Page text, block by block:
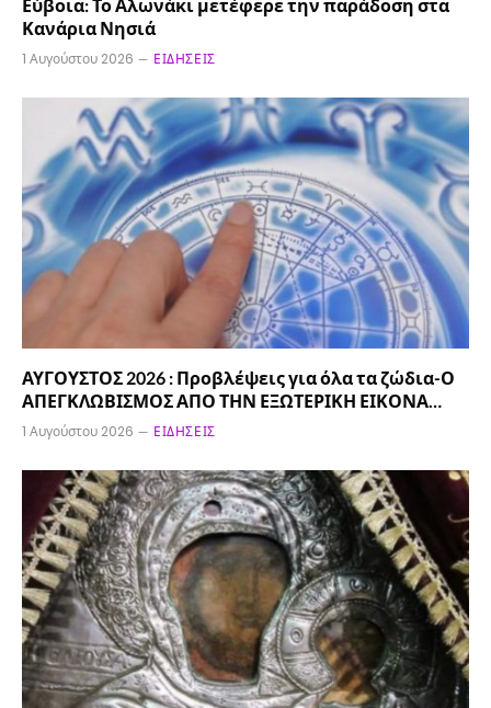
Εύβοια: Το Αλωνάκι μετέφερε την παράδοση στα
Κανάρια Νησιά
1 Αυγούστου 2026 ΕΙΔΉΣΕΙΣ
ΑΥΓΟΥΣΤΟΣ 2026 : Προβλέψεις για όλα τα ζώδια-Ο
ΑΠΕΓΚΛΩΒΙΣΜΟΣ ΑΠΟ ΤΗΝ ΕΞΩΤΕΡΙΚΗ ΕΙΚΟΝΑ…
1 Αυγούστου 2026 ΕΙΔΉΣΕΙΣ